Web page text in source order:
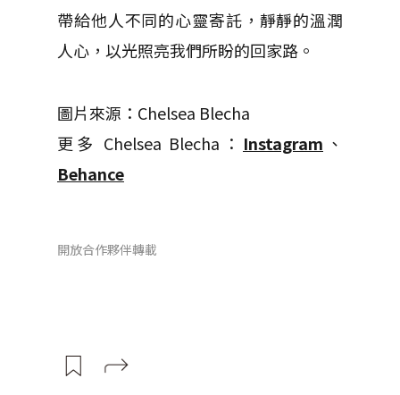
帶給他人不同的心靈寄託，靜靜的溫潤
人心，以光照亮我們所盼的回家路。
圖片來源：Chelsea Blecha
更多 Chelsea Blecha： Instagram 、
Behance
開放合作夥伴轉載